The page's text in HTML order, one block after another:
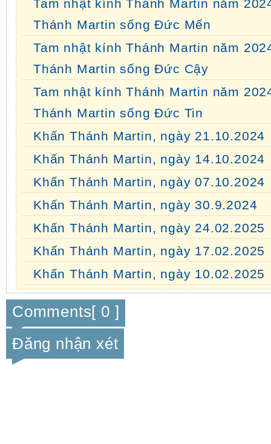
Tam nhật kính Thánh Martin năm
Thánh Martin sống Đức Mến
Tam nhật kính Thánh Martin năm
Thánh Martin sống Đức Cậy
Tam nhật kính Thánh Martin năm
Thánh Martin sống Đức Tin
Khấn Thánh Martin, ngày 21.10.2024
Khấn Thánh Martin, ngày 14.10.2024
Khấn Thánh Martin, ngày 07.10.2024
Khấn Thánh Martin, ngày 30.9.2024
Khấn Thánh Martin, ngày 24.02.2025
Khấn Thánh Martin, ngày 17.02.2025
Khấn Thánh Martin, ngày 10.02.2025
Comments[ 0 ]
Đăng nhận xét